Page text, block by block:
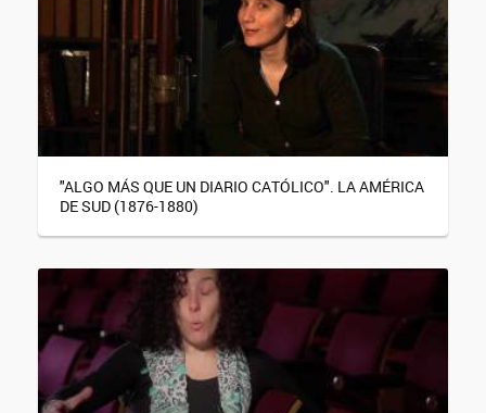
"ALGO MÁS QUE UN DIARIO CATÓLICO". LA AMÉRICA
DE SUD (1876-1880)